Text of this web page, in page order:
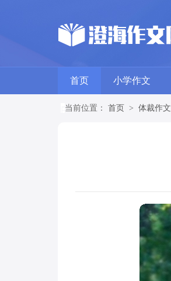
首页 小学作文
当前位置： 首页 > 体裁作文